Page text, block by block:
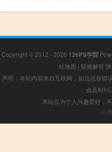
Copyright © 2012 - 2026 126PS学院
站地图 | 疑难解答
声明：本站内容来自互联网，如信息有错
会及时纠
本站仅为个人兴趣爱好，
小